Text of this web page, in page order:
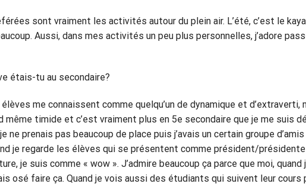
sont vraiment les activités autour du plein air. L’été, c’est le
Aussi, dans mes activités un peu plus personnelles, j’adore
étais-tu au secondaire?
me connaissent comme quelqu’un de dynamique et d’extraverti,
même timide et c’est vraiment plus en 5e secondaire que je me suis
ne prenais pas beaucoup de place puis j’avais un certain groupe
je regarde les élèves qui se présentent comme président/présidente
je suis comme « wow ». J’admire beaucoup ça parce que moi, quand
osé faire ça. Quand je vois aussi des étudiants qui suivent leur cours